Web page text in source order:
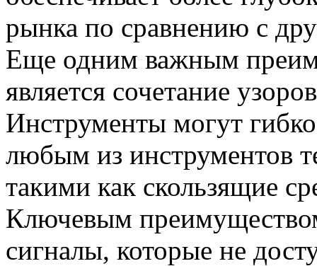
рынка по сравнению с
Еще одним важным
является сочетание
Инструменты могут гибко
любым из инструментов
такими как скользящие
Ключевым
сигналы, которые не